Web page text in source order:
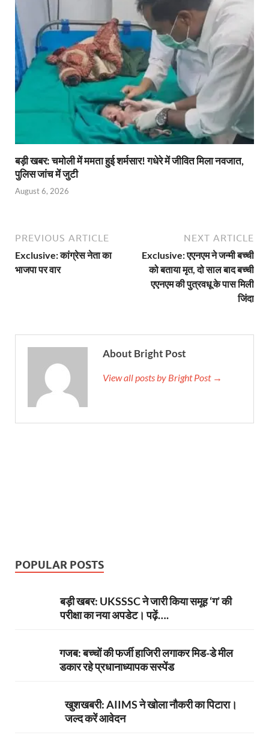
बड़ी खबर: चमोली में ममता हुई शर्मसार! गधेरे में जीवित मिला नवजात,
पुलिस जांच में जुटी
August 6, 2026
PREVIOUS ARTICLE
Exclusive: कांग्रेस नेता का
भाजपा पर वार
NEXT ARTICLE
Exclusive: एएनएम ने जन्मी बच्ची
को बताया मृत, दो साल बाद बच्ची
एएनएम की पुत्रवधू के पास मिली
जिंदा
About Bright Post
View all posts by Bright Post →
POPULAR POSTS
बड़ी खबर: UKSSSC ने जारी किया समूह ‘ग’ की
परीक्षा का नया अपडेट। पढ़ें….
गजब: बच्चों की फर्जी हाजिरी लगाकर मिड-डे मील
डकार रहे प्रधानाध्यापक सस्पेंड
खुशखबरी: AIIMS ने खोला नौकरी का पिटारा।
जल्द करें आवेदन